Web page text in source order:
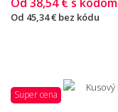
Od 38,54 € s kódom
Od 45,34 € bez kódu
Super cena